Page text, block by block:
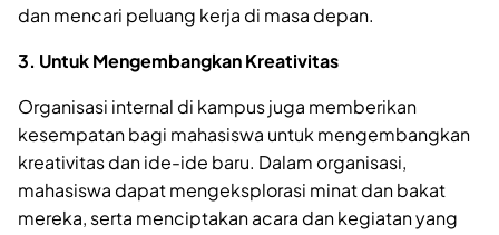
dan mencari peluang kerja di masa depan.
3. Untuk Mengembangkan Kreativitas
Organisasi internal di kampus juga memberikan
kesempatan bagi mahasiswa untuk mengembangkan
kreativitas dan ide-ide baru. Dalam organisasi,
mahasiswa dapat mengeksplorasi minat dan bakat
mereka, serta menciptakan acara dan kegiatan yang